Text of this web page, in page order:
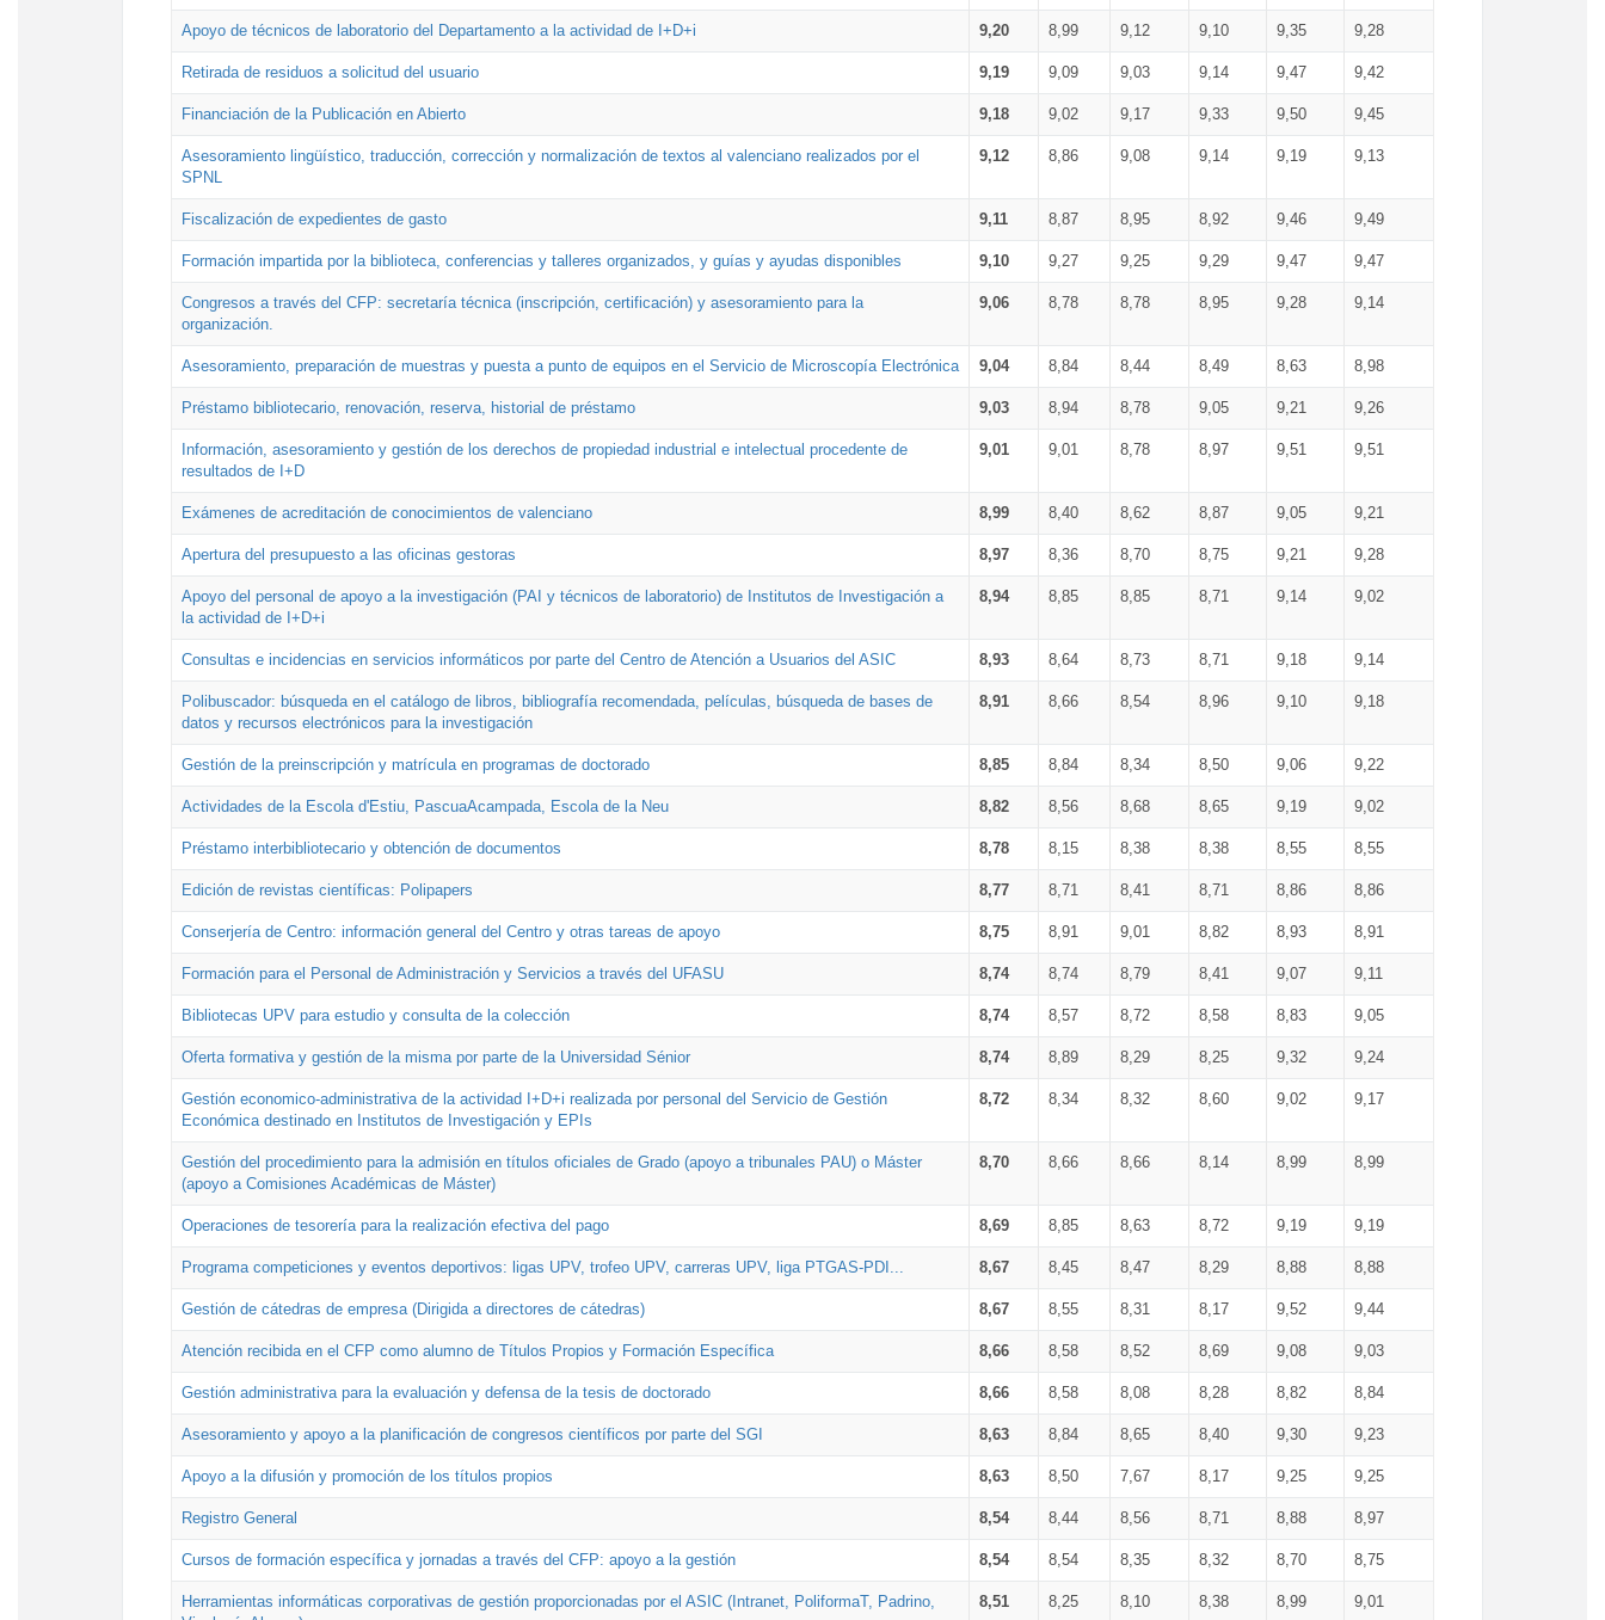
Apoyo de técnicos de laboratorio del Departamento a la actividad de I+D+i 9,20 8,99 9,12 9,10 9,35 9,28
Retirada de residuos a solicitud del usuario 9,19 9,09 9,03 9,14 9,47 9,42
Financiación de la Publicación en Abierto 9,18 9,02 9,17 9,33 9,50 9,45
Asesoramiento lingüístico, traducción, corrección y normalización de textos al valenciano realizados por el
SPNL
9,12 8,86 9,08 9,14 9,19 9,13
Fiscalización de expedientes de gasto 9,11 8,87 8,95 8,92 9,46 9,49
Formación impartida por la biblioteca, conferencias y talleres organizados, y guías y ayudas disponibles 9,10 9,27 9,25 9,29 9,47 9,47
Congresos a través del CFP: secretaría técnica (inscripción, certificación) y asesoramiento para la
organización.
9,06 8,78 8,78 8,95 9,28 9,14
Asesoramiento, preparación de muestras y puesta a punto de equipos en el Servicio de Microscopía Electrónica 9,04 8,84 8,44 8,49 8,63 8,98
Préstamo bibliotecario, renovación, reserva, historial de préstamo 9,03 8,94 8,78 9,05 9,21 9,26
Información, asesoramiento y gestión de los derechos de propiedad industrial e intelectual procedente de
resultados de I+D
9,01 9,01 8,78 8,97 9,51 9,51
Exámenes de acreditación de conocimientos de valenciano 8,99 8,40 8,62 8,87 9,05 9,21
Apertura del presupuesto a las oficinas gestoras 8,97 8,36 8,70 8,75 9,21 9,28
Apoyo del personal de apoyo a la investigación (PAI y técnicos de laboratorio) de Institutos de Investigación a
la actividad de I+D+i
8,94 8,85 8,85 8,71 9,14 9,02
Consultas e incidencias en servicios informáticos por parte del Centro de Atención a Usuarios del ASIC 8,93 8,64 8,73 8,71 9,18 9,14
Polibuscador: búsqueda en el catálogo de libros, bibliografía recomendada, películas, búsqueda de bases de
datos y recursos electrónicos para la investigación
8,91 8,66 8,54 8,96 9,10 9,18
Gestión de la preinscripción y matrícula en programas de doctorado 8,85 8,84 8,34 8,50 9,06 9,22
Actividades de la Escola d'Estiu, PascuaAcampada, Escola de la Neu 8,82 8,56 8,68 8,65 9,19 9,02
Préstamo interbibliotecario y obtención de documentos 8,78 8,15 8,38 8,38 8,55 8,55
Edición de revistas científicas: Polipapers 8,77 8,71 8,41 8,71 8,86 8,86
Conserjería de Centro: información general del Centro y otras tareas de apoyo 8,75 8,91 9,01 8,82 8,93 8,91
Formación para el Personal de Administración y Servicios a través del UFASU 8,74 8,74 8,79 8,41 9,07 9,11
Bibliotecas UPV para estudio y consulta de la colección 8,74 8,57 8,72 8,58 8,83 9,05
Oferta formativa y gestión de la misma por parte de la Universidad Sénior 8,74 8,89 8,29 8,25 9,32 9,24
Gestión economico-administrativa de la actividad I+D+i realizada por personal del Servicio de Gestión
Económica destinado en Institutos de Investigación y EPIs
8,72 8,34 8,32 8,60 9,02 9,17
Gestión del procedimiento para la admisión en títulos oficiales de Grado (apoyo a tribunales PAU) o Máster
(apoyo a Comisiones Académicas de Máster)
8,70 8,66 8,66 8,14 8,99 8,99
Operaciones de tesorería para la realización efectiva del pago 8,69 8,85 8,63 8,72 9,19 9,19
Programa competiciones y eventos deportivos: ligas UPV, trofeo UPV, carreras UPV, liga PTGAS-PDI... 8,67 8,45 8,47 8,29 8,88 8,88
Gestión de cátedras de empresa (Dirigida a directores de cátedras) 8,67 8,55 8,31 8,17 9,52 9,44
Atención recibida en el CFP como alumno de Títulos Propios y Formación Específica 8,66 8,58 8,52 8,69 9,08 9,03
Gestión administrativa para la evaluación y defensa de la tesis de doctorado 8,66 8,58 8,08 8,28 8,82 8,84
Asesoramiento y apoyo a la planificación de congresos científicos por parte del SGI 8,63 8,84 8,65 8,40 9,30 9,23
Apoyo a la difusión y promoción de los títulos propios 8,63 8,50 7,67 8,17 9,25 9,25
Registro General 8,54 8,44 8,56 8,71 8,88 8,97
Cursos de formación específica y jornadas a través del CFP: apoyo a la gestión 8,54 8,54 8,35 8,32 8,70 8,75
Herramientas informáticas corporativas de gestión proporcionadas por el ASIC (Intranet, PoliformaT, Padrino,
8,51 8,25 8,10 8,38 8,99 9,01